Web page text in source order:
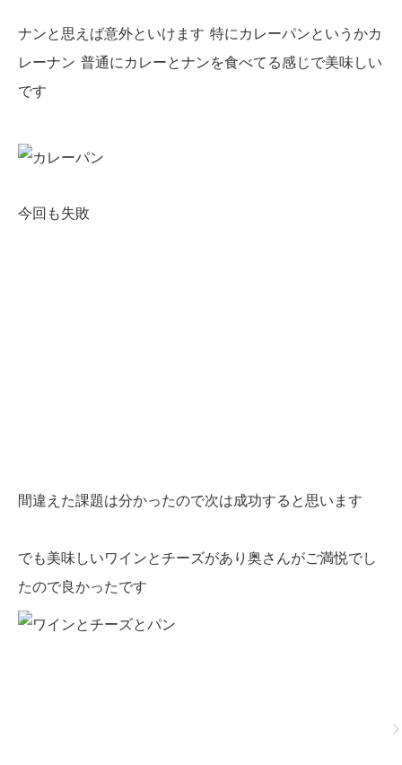
ナンと思えば意外といけます 特にカレーパンというかカ
レーナン 普通にカレーとナンを食べてる感じで美味しい
です
今回も失敗
間違えた課題は分かったので次は成功すると思います
でも美味しいワインとチーズがあり奥さんがご満悦でし
たので良かったです